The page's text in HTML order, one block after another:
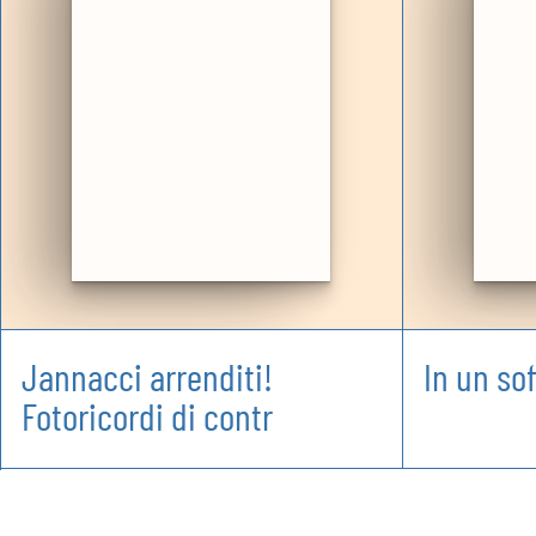
Jannacci arrenditi!
Fotoricordi di contr
In un